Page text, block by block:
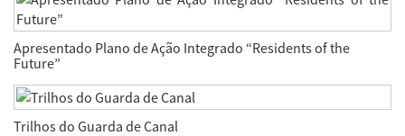
Apresentado Plano de Ação Integrado “Residents of the
Future”
Trilhos do Guarda de Canal